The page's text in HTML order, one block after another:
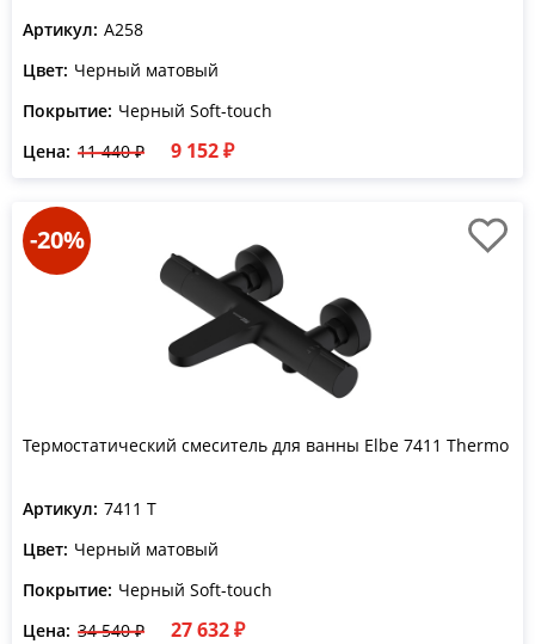
Артикул: A258
Цвет: Черный матовый
Покрытие: Черный Soft-touch
Цена: 11 440 ₽ 9 152 ₽
-20%
Термостатический смеситель для ванны Elbe 7411 Thermo
Артикул: 7411 T
Цвет: Черный матовый
Покрытие: Черный Soft-touch
Цена: 34 540 ₽ 27 632 ₽